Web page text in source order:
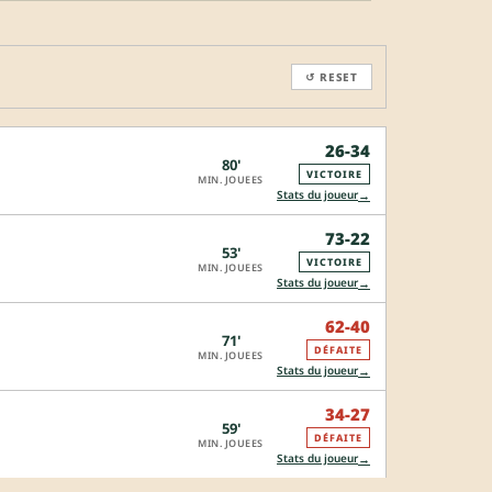
↺ RESET
80'
MIN. JOUEES
26-34
VICTOIRE
Stats du joueur→
53'
MIN. JOUEES
73-22
VICTOIRE
Stats du joueur→
71'
MIN. JOUEES
62-40
DÉFAITE
Stats du joueur→
59'
MIN. JOUEES
34-27
DÉFAITE
Stats du joueur→